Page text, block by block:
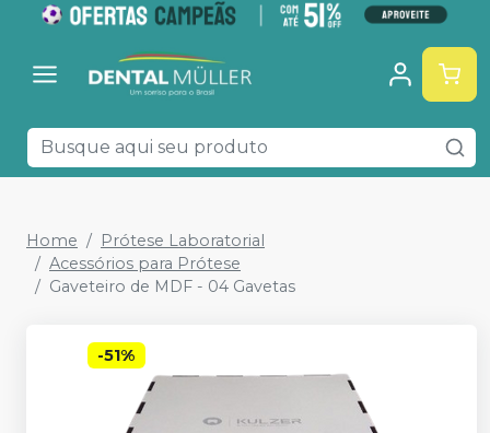
Home
Prótese Laboratorial
Acessórios para Prótese
Gaveteiro de MDF - 04 Gavetas
-51%